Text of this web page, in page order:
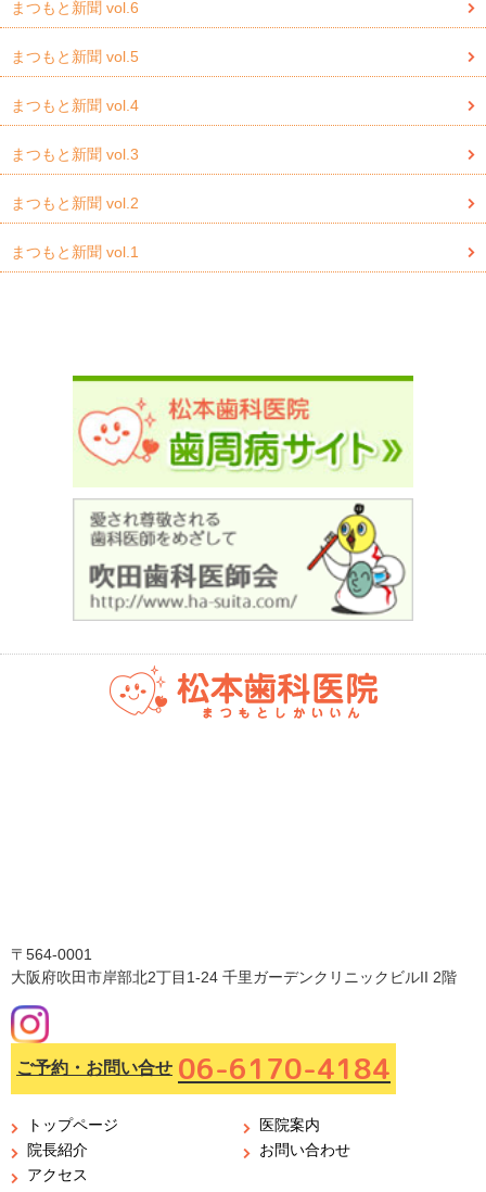
まつもと新聞 vol.6
まつもと新聞 vol.5
まつもと新聞 vol.4
まつもと新聞 vol.3
まつもと新聞 vol.2
まつもと新聞 vol.1
〒564-0001
大阪府吹田市岸部北2丁目1-24 千里ガーデンクリニックビルII 2階
ご予約・お問い合せ 06-6170-4184
トップページ
医院案内
院長紹介
お問い合わせ
アクセス